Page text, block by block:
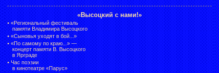
«Высоцкий с нами!»
• «Региональный фестиваль
памяти Владимира Высоцкого
• «Сыновья уходят в бой...»
• «По самому по краю...» —
концерт памяти В. Высоцкого
в Ярграде
• Час поэзии
в кинотеатре «Парус»